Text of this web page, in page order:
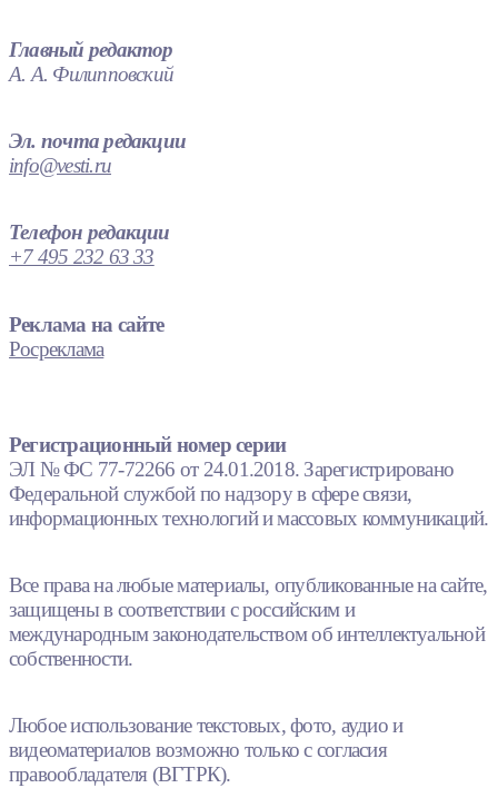
Главный редактор
А. А. Филипповский
Эл. почта редакции
info@vesti.ru
Телефон редакции
+7 495 232 63 33
Реклама на сайте
Росреклама
Регистрационный номер серии
ЭЛ № ФС 77-72266 от 24.01.2018. Зарегистрировано
Федеральной службой по надзору в сфере связи,
информационных технологий и массовых коммуникаций.
Все права на любые материалы, опубликованные на сайте,
защищены в соответствии с российским и
международным законодательством об интеллектуальной
собственности.
Любое использование текстовых, фото, аудио и
видеоматериалов возможно только с согласия
правообладателя (ВГТРК).